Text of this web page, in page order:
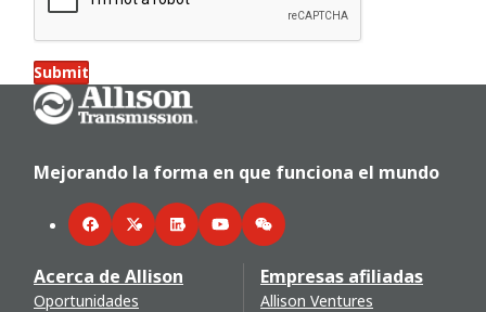
Submit
Go Home
Mejorando la forma en que funciona el mundo
FacebookTwitterLinkedInYouTubeWeChat
Acerca de Allison
Oportunidades
Empresas afiliadas
Allison Ventures